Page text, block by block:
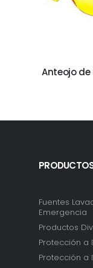
Anteojo de
Fuentes
Emergencia
Productos
Protección a
Protección a